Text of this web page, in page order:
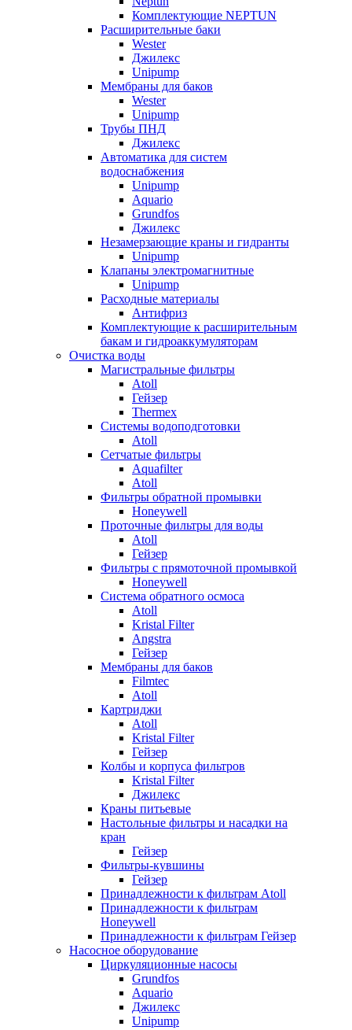
Комплектующие NEPTUN
Расширительные баки
Wester
Джилекс
Unipump
Мембраны для баков
Wester
Unipump
Трубы ПНД
Джилекс
Автоматика для систем
водоснабжения
Unipump
Aquario
Grundfos
Джилекс
Незамерзающие краны и гидранты
Unipump
Клапаны электромагнитные
Unipump
Расходные материалы
Антифриз
Комплектующие к расширительным
бакам и гидроаккумуляторам
Очистка воды
Магистральные фильтры
Atoll
Гейзер
Thermex
Системы водоподготовки
Atoll
Сетчатые фильтры
Aquafilter
Atoll
Фильтры обратной промывки
Honeywell
Проточные фильтры для воды
Atoll
Гейзер
Фильтры с прямоточной промывкой
Honeywell
Система обратного осмоса
Atoll
Kristal Filter
Angstra
Гейзер
Мембраны для баков
Filmtec
Atoll
Картриджи
Atoll
Kristal Filter
Гейзер
Колбы и корпуса фильтров
Kristal Filter
Джилекс
Краны питьевые
Настольные фильтры и насадки на
кран
Гейзер
Фильтры-кувшины
Гейзер
Принадлежности к фильтрам Atoll
Принадлежности к фильтрам
Honeywell
Принадлежности к фильтрам Гейзер
Насосное оборудование
Циркуляционные насосы
Grundfos
Aquario
Джилекс
Unipump